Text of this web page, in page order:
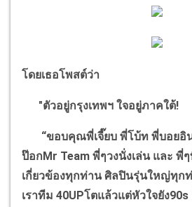
โดยเธอโพสต์ว่า
"ตัวอยู่กรุงเทพฯ ใจอยู่ภาคใต้!
“ขอบคุณพี่เจี๊ยบ พี่โบ้ท พี่บอยอิ
ป๊อกMr Team พี่ๆวงนั่งเล่น และ พี่
เกี่ยวข้องทุกท่าน ศิลปินรุ่นใหญ่ทุก
เราทีม 40UPโตแล้วแต่หัวใจยัง90s